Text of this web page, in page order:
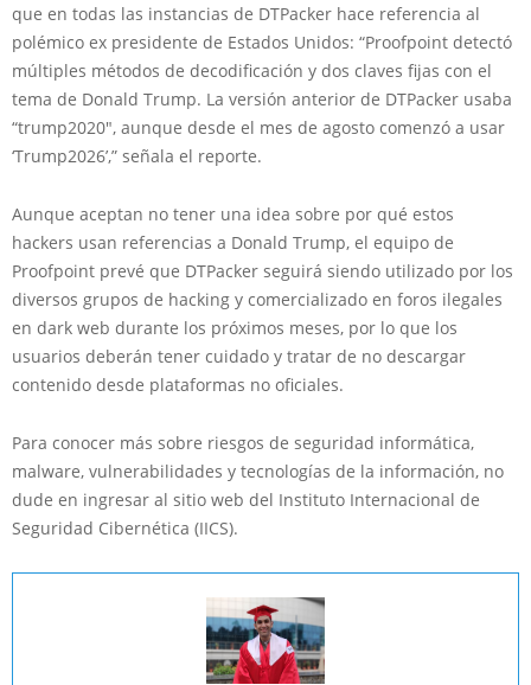
que en todas las instancias de DTPacker hace referencia al
polémico ex presidente de Estados Unidos: “Proofpoint detectó
múltiples métodos de decodificación y dos claves fijas con el
tema de Donald Trump. La versión anterior de DTPacker usaba
“trump2020″, aunque desde el mes de agosto comenzó a usar
‘Trump2026’,” señala el reporte.
Aunque aceptan no tener una idea sobre por qué estos
hackers usan referencias a Donald Trump, el equipo de
Proofpoint prevé que DTPacker seguirá siendo utilizado por los
diversos grupos de hacking y comercializado en foros ilegales
en dark web durante los próximos meses, por lo que los
usuarios deberán tener cuidado y tratar de no descargar
contenido desde plataformas no oficiales.
Para conocer más sobre riesgos de seguridad informática,
malware, vulnerabilidades y tecnologías de la información, no
dude en ingresar al sitio web del Instituto Internacional de
Seguridad Cibernética (IICS).